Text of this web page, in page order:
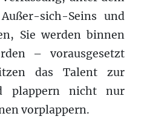
sich-Seins und
Sie werden binnen
– vorausgesetzt
das Talent zur
plappern nicht nur
vorplappern.